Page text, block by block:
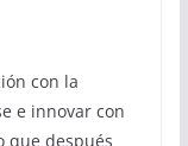
con la
e innovar con
que después